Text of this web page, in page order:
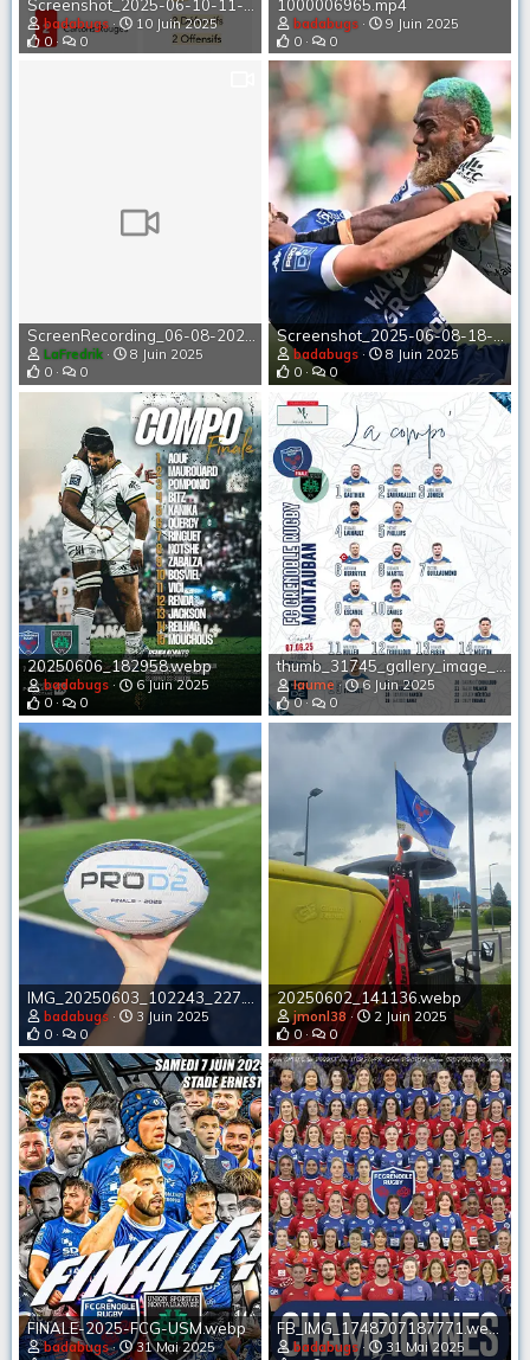
badabugs
10 Juin 2025
0
0
1000006965.mp4
badabugs
9 Juin 2025
0
0
LaFredrik
8 Juin 2025
0
0
badabugs
8 Juin 2025
0
0
20250606_182958.webp
badabugs
6 Juin 2025
0
0
thumb_31745_gallery_image_big.webp
Iaume
6 Juin 2025
0
0
badabugs
3 Juin 2025
0
0
20250602_141136.webp
jmonl38
2 Juin 2025
0
0
FINALE-2025-FCG-USM.webp
badabugs
31 Mai 2025
FB_IMG_1748707187771.webp
badabugs
31 Mai 2025